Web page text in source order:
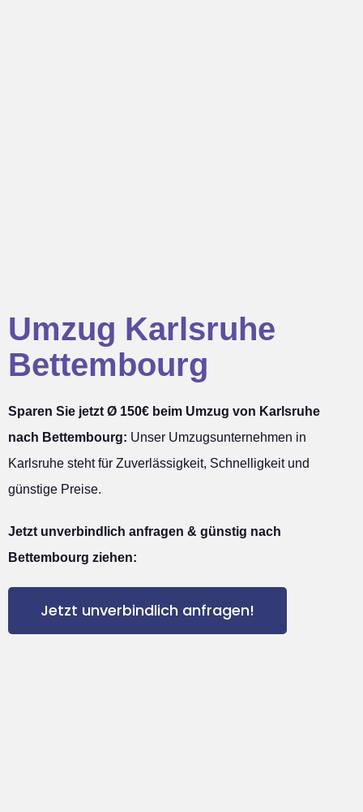
Umzug Karlsruhe
Bettembourg
Sparen Sie jetzt Ø 150€ beim Umzug von Karlsruhe
nach Bettembourg: Unser Umzugsunternehmen in
Karlsruhe steht für Zuverlässigkeit, Schnelligkeit und
günstige Preise.
Jetzt unverbindlich anfragen & günstig nach
Bettembourg ziehen:
Jetzt unverbindlich anfragen!